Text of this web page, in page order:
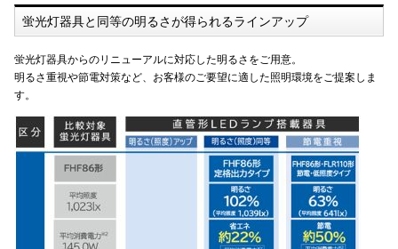
IoT・産業用ロボット等
流体制御機器
荷役・その他
免震装置
SMC
三ツ星ベルト
鍋屋バイテック（ＮＢＫ）
ニッセイ
THK
蛍光灯器具と同等の明るさが得られるラインアップ
蛍光灯器具からのリニューアルに対応した明るさをご用意。
明るさ重視や節電対策など、お客様のご要望に適した照明環境をご提案しま
す。